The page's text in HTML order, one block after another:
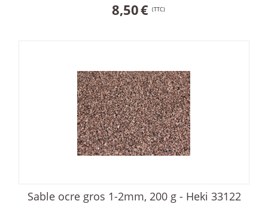
8,50€ (TTC)
Sable ocre gros 1-2mm, 200 g - Heki 33122